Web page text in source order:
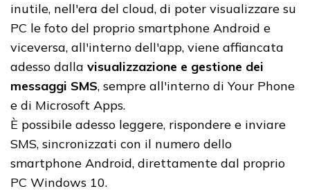
inutile, nell'era del cloud, di poter visualizzare su
PC le foto del proprio smartphone Android e
viceversa, all'interno dell'app, viene affiancata
adesso dalla visualizzazione e gestione dei
messaggi SMS, sempre all'interno di Your Phone
e di Microsoft Apps.
È possibile adesso leggere, rispondere e inviare
SMS, sincronizzati con il numero dello
smartphone Android, direttamente dal proprio
PC Windows 10.